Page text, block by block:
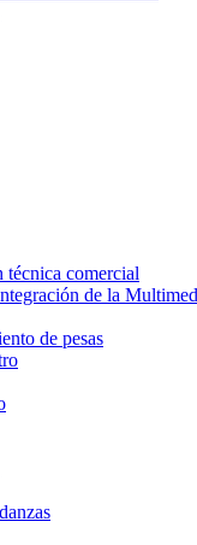
técnica comercial
de la
de pesas